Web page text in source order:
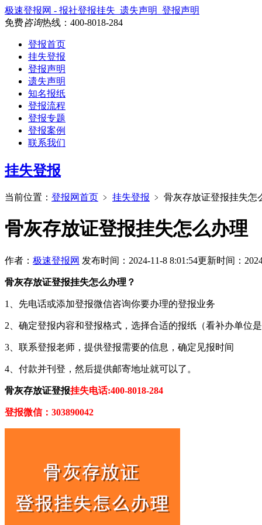
极速登报网 - 报社登报挂失_遗失声明_登报声明
免费咨询热线： 400-8018-284
登报首页
挂失登报
登报声明
遗失声明
知名报纸
登报流程
登报专题
登报案例
联系我们
挂失登报
当前位置： 登报网首页 ﹥ 挂失登报 ﹥ 骨灰存放证登报挂失怎
骨灰存放证登报挂失怎么办理
作者： 极速登报网 发布时间：2024-11-8 8:01:54更新时间：
骨灰存放证登报挂失怎么办理？
1、先电话或添加登报微信咨询你要办理的登报业务
2、确定登报内容和登报格式，选择合适的报纸（看补办单位是
3、联系登报老师，提供登报需要的信息，确定见报时间
4、付款并刊登，然后提供邮寄地址就可以了。
骨灰存放证登报挂失电话:400-8018-284
登报微信：303890042